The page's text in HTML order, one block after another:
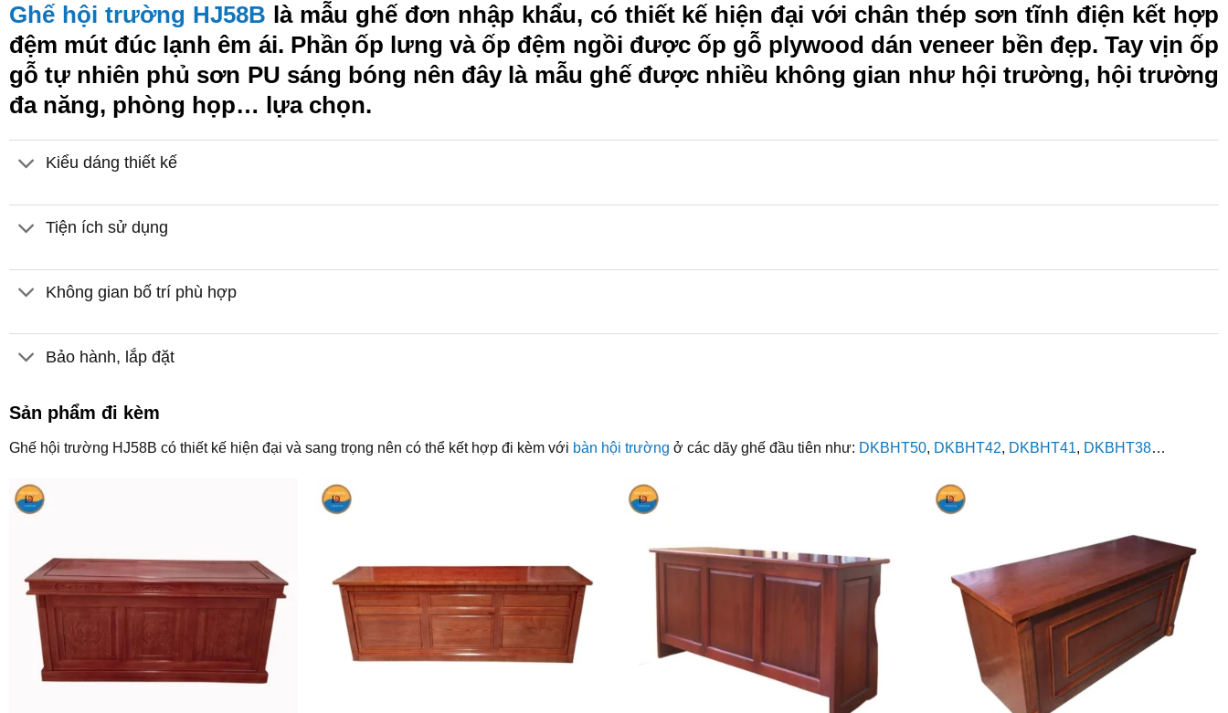
Ghế hội trường HJ58B là mẫu ghế đơn nhập khẩu, có thiết kế hiện đại với chân thép sơn tĩnh điện kết hợp
đệm mút đúc lạnh êm ái. Phần ốp lưng và ốp đệm ngồi được ốp gỗ plywood dán veneer bền đẹp. Tay vịn ốp
gỗ tự nhiên phủ sơn PU sáng bóng nên đây là mẫu ghế được nhiều không gian như hội trường, hội trường
đa năng, phòng họp… lựa chọn.
Kiểu dáng thiết kế
Tiện ích sử dụng
Không gian bố trí phù hợp
Bảo hành, lắp đặt
Sản phẩm đi kèm
Ghế hội trường HJ58B có thiết kế hiện đại và sang trọng nên có thể kết hợp đi kèm với bàn hội trường ở các dãy ghế đầu tiên như: DKBHT50, DKBHT42, DKBHT41, DKBHT38…